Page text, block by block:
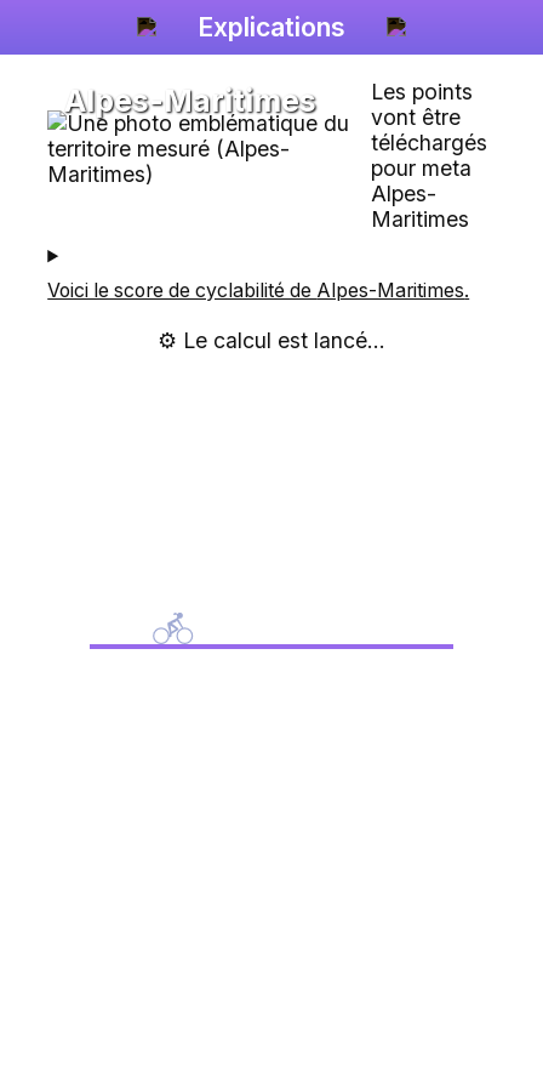
Explications
Alpes-Maritimes
Les points
vont être
téléchargés
pour meta
Alpes-
Maritimes
Voici le score de cyclabilité de Alpes-Maritimes.
⚙️ Le calcul est lancé...